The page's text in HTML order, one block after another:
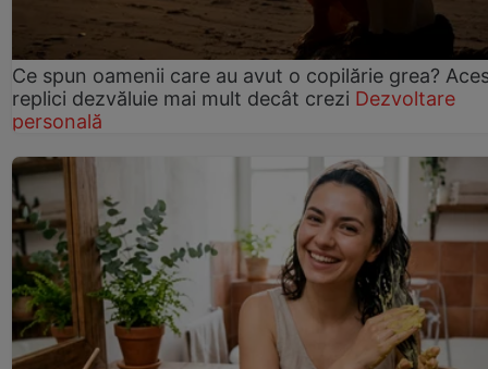
Ce spun oamenii care au avut o copilărie grea?
replici dezvăluie mai mult decât crezi Dezvoltare
personală